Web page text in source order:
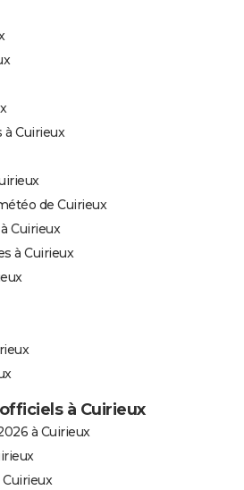
Cuirieux
de Cuirieux
Cuirieux
à Cuirieux
à Cuirieux
à Cuirieux